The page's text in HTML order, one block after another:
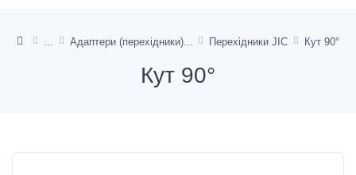
Адаптери (перехідники) Перехідники JIC Кут 90°
Кут 90°